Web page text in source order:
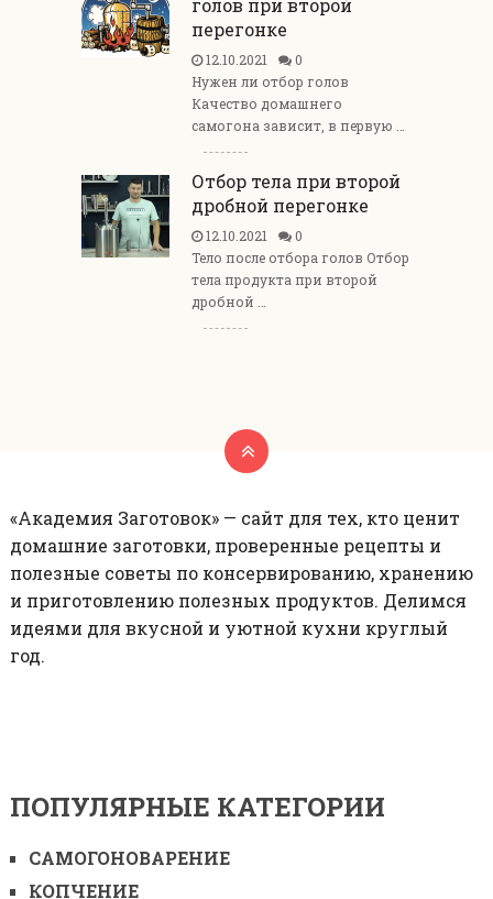
голов при второй
перегонке
12.10.2021
0
Нужен ли отбор голов
Качество домашнего
самогона зависит, в первую …
Отбор тела при второй
дробной перегонке
12.10.2021
0
Тело после отбора голов Отбор
тела продукта при второй
дробной …
«Академия Заготовок» — сайт для тех, кто ценит
домашние заготовки, проверенные рецепты и
полезные советы по консервированию, хранению
и приготовлению полезных продуктов. Делимся
идеями для вкусной и уютной кухни круглый
год.
ПОПУЛЯРНЫЕ КАТЕГОРИИ
САМОГОНОВАРЕНИЕ
КОПЧЕНИЕ